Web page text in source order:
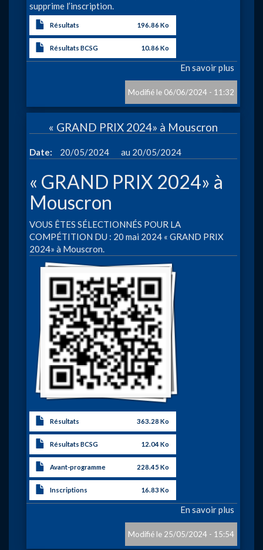
supprime l’inscription.
Résultats 196.86 Ko
Résultats BCSG 10.86 Ko
En savoir plus
Coupe
06/06/2024 - 11:32
« GRAND PRIX 2024» à Mouscron
Date 20/05/2024 à
20/05/2024
« GRAND PRIX 2024» à
Mouscron
VOUS ÊTES SÉLECTIONNÉS POUR LA
COMPÉTITION DU : 20 mai 2024 « GRAND PRIX
2024» à Mouscron.
Image
Résultats 363.28 Ko
Résultats BCSG 12.04 Ko
Avant-programme 228.45 Ko
Inscriptions 16.83 Ko
En savoir plus
«
PRIX
25/05/2024 - 15:54